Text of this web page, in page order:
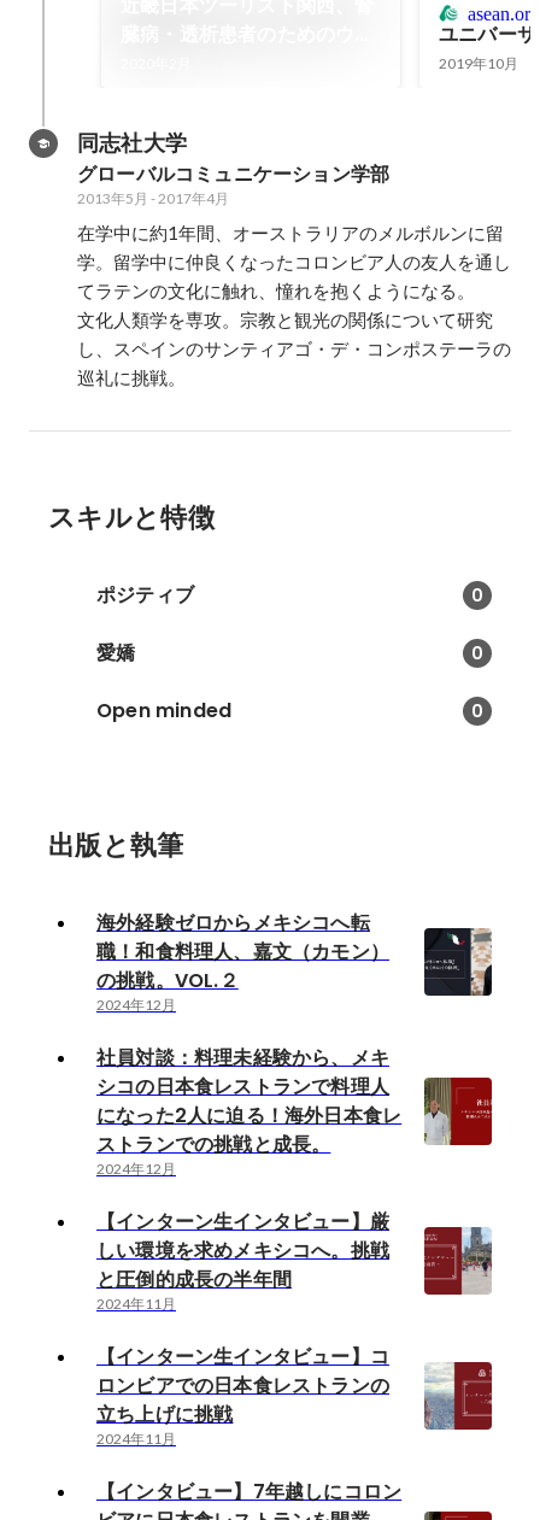
ユニバー
2019年10月
同志社大学
グローバルコミュニケーション学部
2013年5月 - 2017年4月
在学中に約1年間、オーストラリアのメルボルンに留
学。留学中に仲良くなったコロンビア人の友人を通し
てラテンの文化に触れ、憧れを抱くようになる。
文化人類学を専攻。宗教と観光の関係について研究
し、スペインのサンティアゴ・デ・コンポステーラの
巡礼に挑戦。
スキルと特徴
ポジティブ 0
愛嬌 0
Open minded 0
出版と執筆
海外経験ゼロからメキシコへ転
職！和食料理人、嘉文（カモン）
の挑戦。VOL.２
2024年12月
社員対談：料理未経験から、メキ
シコの日本食レストランで料理人
になった2人に迫る！海外日本食レ
ストランでの挑戦と成長。
2024年12月
【インターン生インタビュー】厳
しい環境を求めメキシコへ。挑戦
と圧倒的成長の半年間
2024年11月
【インターン生インタビュー】コ
ロンビアでの日本食レストランの
立ち上げに挑戦
2024年11月
【インタビュー】7年越しにコロン